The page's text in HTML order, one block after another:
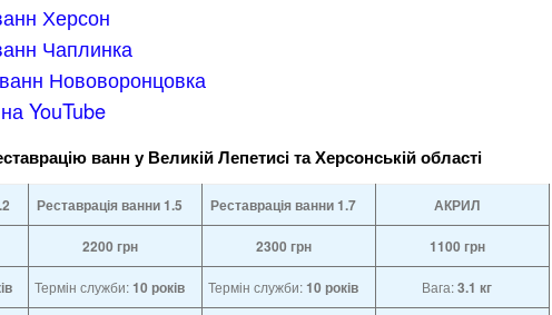
Херсон
Чаплинка
Нововоронцовка
YouTube
ванн у Великій Лепетисі та Херсонській області
Реставрація ванни1.5 Реставрація ванни1.7 АКРИЛ
2200 грн 2300 грн 1100 грн
Термін служби:10 років Термін служби:10 років Вага:3.1 кг